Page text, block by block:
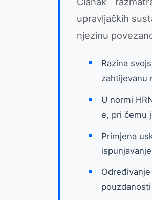
upravljačkih
njezinu
Razina
zahtijevanu
U normi
e, pri čemu
Primjena